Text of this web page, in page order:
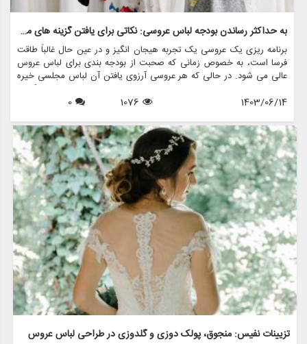
به حداکثر رساندن بودجه لباس عروسی: نکاتی برای یافتن گزینه های مقرون به صرفه
برنامه ریزی یک عروسی یک تجربه هیجان انگیز و در عین حال غالباً طاقت
فرسا است، به خصوص زمانی که صحبت از بودجه بندی برای لباس عروس
عالی می شود. در حالی که هر عروسی آرزوی یافتن آن لباس مجلسی خیره
کننده را دارد، واقعیت این است که لباس عروسی می تواند با قیمت گزافی
همراه باشد. با این حال، با برنامه ریزی دقیق و استراتژی های خرید
سبک یا کیفیت بیابید. در این مقاله، نکات مختلفی را برای به حداکثر رساندن
بودجه لباس عروس بررسی خواهیم کرد، از جمله اینکه چگونه فروشگاه هایی
مانند مزون چرخچی می توانند به شما در رسیدن به دیدگاه عروسی تان
کمک کنند، بدون اینکه پولی از دست بدهید.
1403/06/14
1076
0
تزیینات نفیس: منجوق، پولک دوزی و گلدوزی در طراحی لباس عروس